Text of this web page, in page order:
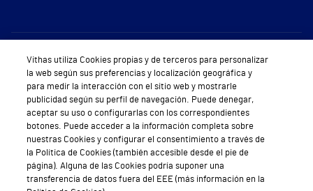
Sobre Vithas
Quiénes somos
Trabajar en Vithas
Teléfono Cita Médica
Teléfono Atención al Cliente
Vithas utiliza Cookies propias y de terceros para personalizar
la web según sus preferencias y localización geográfica y
para medir la interacción con el sitio web y mostrarle
publicidad según su perfil de navegación. Puede denegar,
aceptar su uso o configurarlas con los correspondientes
botones. Puede acceder a la información completa sobre
nuestras Cookies y configurar el consentimiento a través de
la Política de Cookies (también accesible desde el pie de
página). Alguna de las Cookies podría suponer una
transferencia de datos fuera del EEE (más información en la